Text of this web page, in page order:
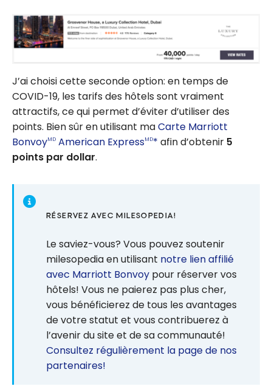
J’ai choisi cette seconde option: en temps de
COVID-19, les tarifs des hôtels sont vraiment
attractifs, ce qui permet d’éviter d’utiliser des
points. Bien sûr en utilisant maCarte Marriott
BonvoyMD American ExpressMD* afin d’obtenir 5
points par dollar.
RÉSERVEZ AVEC MILESOPEDIA!
Le saviez-vous? Vous pouvez soutenir
milesopedia en utilisant notre lien affilié
avec Marriott Bonvoy pour réserver vos
hôtels! Vous ne paierez pas plus cher,
vous bénéficierez de tous les avantages
de votre statut et vous contribuerez à
l’avenir du site et de sa communauté!
Consultez régulièrement la page de nos
partenaires!